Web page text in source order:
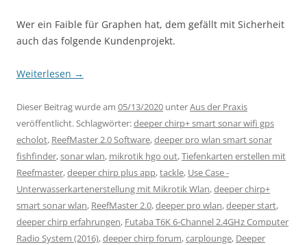
Wer ein Faible für Graphen hat, dem gefällt mit Sicherheit
auch das folgende Kundenprojekt.
Weiterlesen →
Dieser Beitrag wurde am 05/13/2020 unterAus der Praxis
veröffentlicht. Schlagwörter:deeper chirp+ smart sonar wifi gps
echolot, ReefMaster 2.0 Software,deeper pro wlan smart sonar
fishfinder,sonar wlan, mikrotik hgo out,Tiefenkarten erstellen mit
Reefmaster,deeper chirp plus app,tackle, Use Case -
Unterwasserkartenerstellung mit Mikrotik Wlan,deeper chirp+
smart sonar wlan, ReefMaster 2.0,deeper pro wlan,deeper start,
deeper chirp erfahrungen, Futaba T6K 6-Channel 2.4GHz Computer
Radio System (2016),deeper chirp forum,carplounge, Deeper